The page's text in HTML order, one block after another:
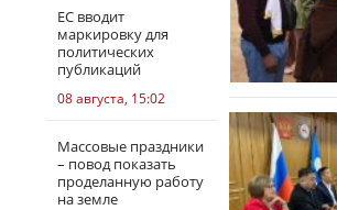
ЕС вводит
маркировку для
политических
публикаций
08 августа, 15:02
Массовые праздники
– повод показать
проделанную работу
на земле